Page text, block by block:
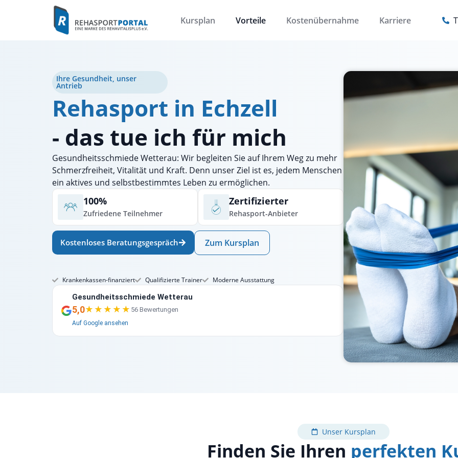
Kursplan Vorteile Kostenübernahme Karriere
Ihre Gesundheit, unser
Antrieb
Rehasport in Echzell
- das tue ich für mich
Gesundheitsschmiede Wetterau: Wir begleiten Sie auf Ihrem Weg zu mehr
Schmerzfreiheit, Vitalität und Kraft. Denn unser Ziel ist es, jedem Menschen
ein aktives und selbstbestimmtes Leben zu ermöglichen.
100%
Zufriedene Teilnehmer
Zertifizierter
Rehasport-Anbieter
Kostenloses Beratungsgespräch Zum Kursplan
Krankenkassen-finanziert Qualifizierte Trainer Moderne Ausstattung
Gesundheitsschmiede Wetterau
5,0★★★★★
★★★★★ 56 Bewertungen
Auf Google ansehen
Unser Kursplan
Finden Sie Ihren perfekten